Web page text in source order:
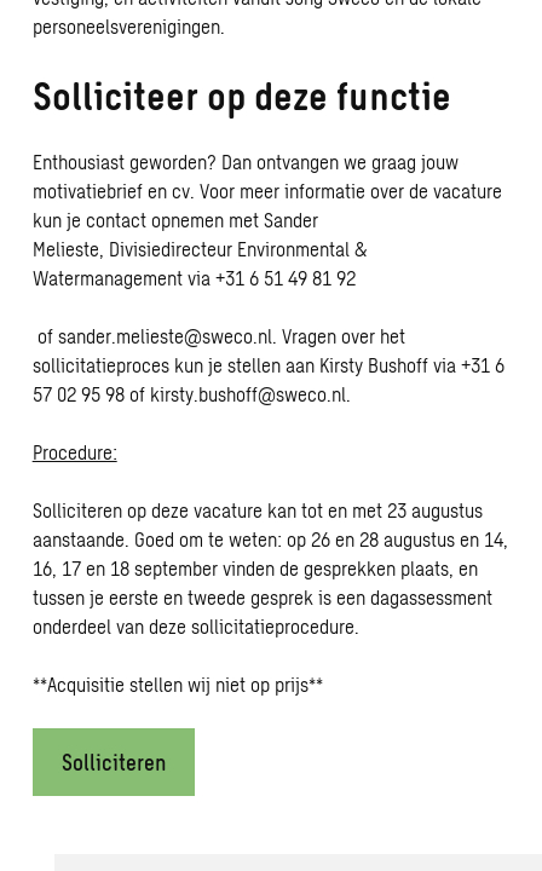
personeelsverenigingen.
Solliciteer op deze functie
Enthousiast geworden? Dan ontvangen we graag jouw
motivatiebrief en cv. Voor meer informatie over de vacature
kun je contact opnemen met Sander
Melieste, Divisiedirecteur Environmental &
Watermanagement via +31 6 51 49 81 92
of sander.melieste@sweco.nl . Vragen over het
sollicitatieproces kun je stellen aan Kirsty Bushoff via +31 6
57 02 95 98 of kirsty.bushoff@sweco.nl
Procedure:
Solliciteren op deze vacature kan tot en met 23 augustus
aanstaande. Goed om te weten: op 26 en 28 augustus en 14,
16, 17 en 18 september vinden de gesprekken plaats, en
tussen je eerste en tweede gesprek is een dagassessment
onderdeel van deze sollicitatieprocedure.
**Acquisitie stellen wij niet op prijs**
Solliciteren